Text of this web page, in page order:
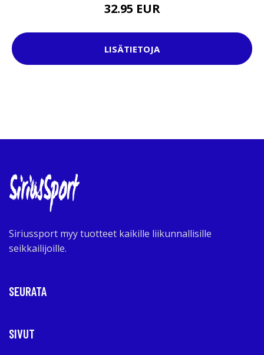
32.95 EUR
LISÄTIETOJA
Siriussport myy tuotteet kaikille liikunnallisille
seikkailijoille.
SEURATA
SIVUT